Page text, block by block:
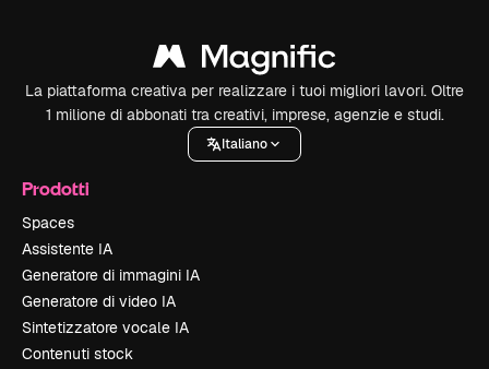
La piattaforma creativa per realizzare i tuoi migliori lavori. Oltre
1 milione di abbonati tra creativi, imprese, agenzie e studi.
Italiano
Prodotti
Spaces
Assistente IA
Generatore di immagini IA
Generatore di video IA
Sintetizzatore vocale IA
Contenuti stock